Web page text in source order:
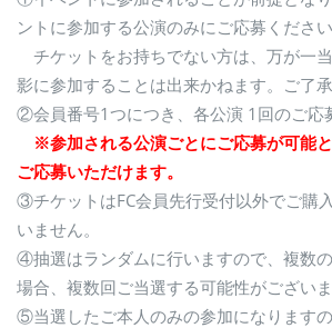
ントに参加する公演のみにご応募ください
チケットをお持ちでない方は、万が一
影に参加することは出来かねます。ご了承
②会員番号1つにつき、各公演 1回のご応
※参加される公演ごとにご応募が可能
ご応募いただけます。
③チケットはFC会員先行受付以外でご購
いません。
④抽選はランダムに行いますので、複数
場合、複数回ご当選する可能性がございま
⑤当選したご本人のみの参加になりますの